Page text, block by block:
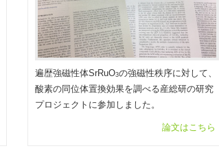
遍歴強磁性体SrRuO3の強磁性秩序に対して、
酸素の同位体置換効果を調べる産総研の研究
プロジェクトに参加しました。
論文はこちら